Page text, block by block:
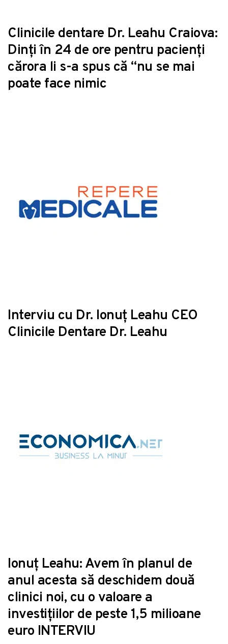
Clinicile dentare Dr. Leahu Craiova:
Dinţi în 24 de ore pentru pacienţi
cărora li s-a spus că “nu se mai
poate face nimic
Interviu cu Dr. Ionuț Leahu CEO
Clinicile Dentare Dr. Leahu
Ionuţ Leahu: Avem în planul de
anul acesta să deschidem două
clinici noi, cu o valoare a
investițiilor de peste 1,5 milioane
euro INTERVIU